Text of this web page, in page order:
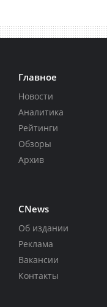
Главное
Новости
Аналитика
Рейтинги
Обзоры
Архив
CNews
Об издании
Реклама
Вакансии
Контакты